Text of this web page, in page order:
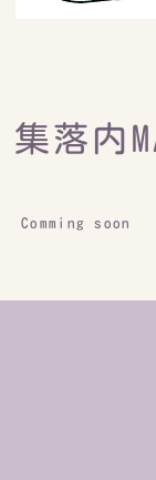
集落内
​Comming soon